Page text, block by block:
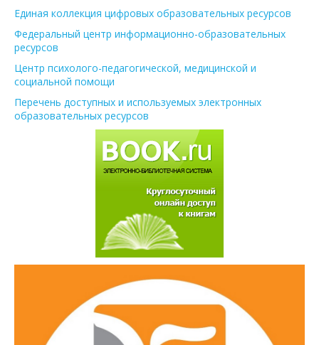
Единая коллекция цифровых образовательных ресурсов
Федеральный центр информационно-образовательных
ресурсов
Центр психолого-педагогической, медицинской и
социальной помощи
Перечень доступных и используемых электронных
образовательных ресурсов